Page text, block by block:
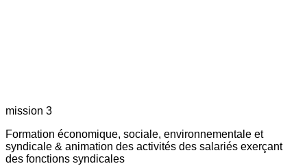
mission 3
Formation économique, sociale, environnementale et
syndicale & animation des activités des salariés exerçant
des fonctions syndicales